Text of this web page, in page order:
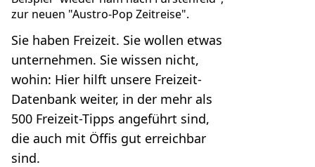
zur neuen "Austro-Pop Zeitreise".
Sie haben Freizeit. Sie wollen etwas
unternehmen. Sie wissen nicht,
wohin: Hier hilft unsere Freizeit-
Datenbank weiter, in der mehr als
500 Freizeit-Tipps angeführt sind,
die auch mit Öffis gut erreichbar
sind.